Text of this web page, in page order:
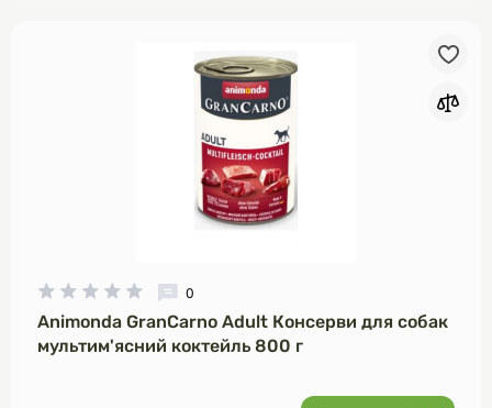
0
Animonda GranCarno Adult Консерви для собак
мультим'ясний коктейль 800 г